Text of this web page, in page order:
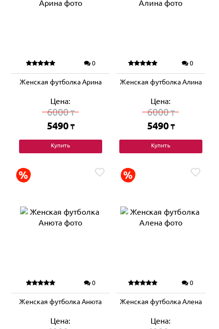
0
Женская футболка Арина
Цена:
6000₸
5490 ₸
Купить
0
Женская футболка Алина
Цена:
6000₸
5490 ₸
Купить
0
Женская футболка Анюта
Цена:
0
Женская футболка Алена
Цена: